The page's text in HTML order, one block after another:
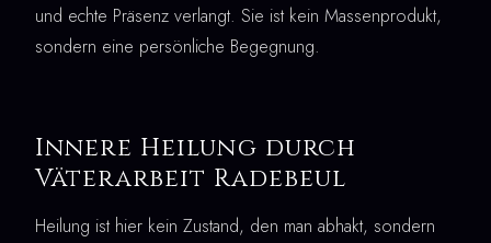
und echte Präsenz verlangt. Sie ist kein Massenprodukt,
sondern eine persönliche Begegnung.
Innere Heilung durch
Väterarbeit Radebeul
Heilung ist hier kein Zustand, den man abhakt, sondern